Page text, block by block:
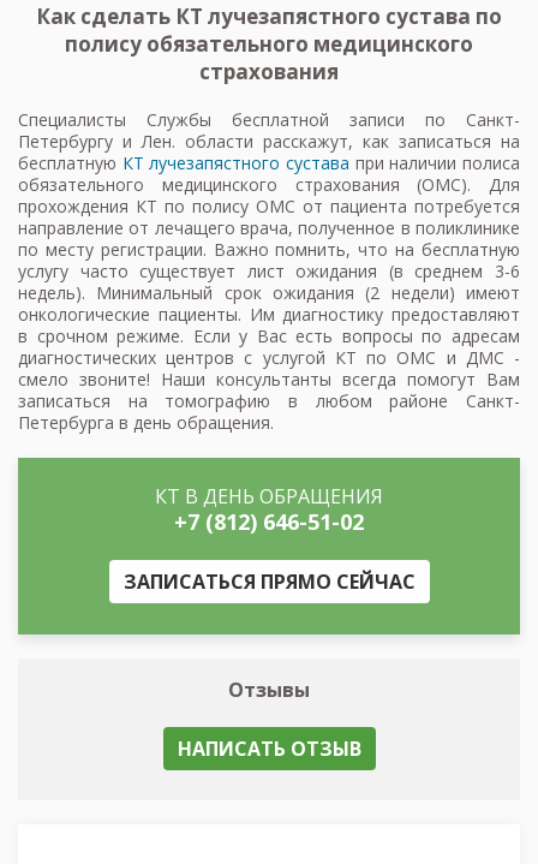
Как сделать КТ лучезапястного сустава по
полису обязательного медицинского
страхования
Специалисты Службы бесплатной записи по Санкт-
Петербургу и Лен. области расскажут, как записаться на
бесплатную КТ лучезапястного сустава при наличии полиса
обязательного медицинского страхования (ОМС). Для
прохождения КТ по полису ОМС от пациента потребуется
направление от лечащего врача, полученное в поликлинике
по месту регистрации. Важно помнить, что на бесплатную
услугу часто существует лист ожидания (в среднем 3-6
недель). Минимальный срок ожидания (2 недели) имеют
онкологические пациенты. Им диагностику предоставляют
в срочном режиме. Если у Вас есть вопросы по адресам
диагностических центров с услугой КТ по ОМС и ДМС -
смело звоните! Наши консультанты всегда помогут Вам
записаться на томографию в любом районе Санкт-
Петербурга в день обращения.
КТ В ДЕНЬ ОБРАЩЕНИЯ
+7 (812) 646-51-02
ЗАПИСАТЬСЯ ПРЯМО СЕЙЧАС
Отзывы
НАПИСАТЬ ОТЗЫВ